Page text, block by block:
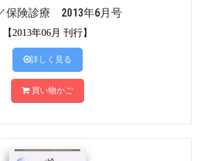
保険診療 2013年6月号
【2013年06月 刊行】
詳しく見る
買い物かご